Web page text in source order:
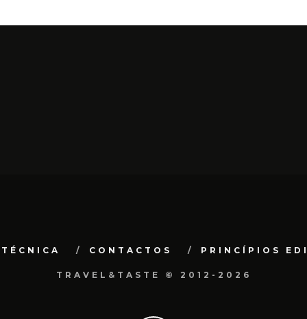
CONTACTOS PRINCÍPIOS
TRAVEL&TASTE © 2012-2026